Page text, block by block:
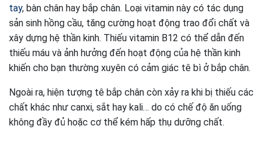
tay, bàn chân hay bắp chân. Loại vitamin này có tác dụng
sản sinh hồng cầu, tăng cường hoạt động trao đổi chất và
xây dựng hệ thần kinh. Thiếu vitamin B12 có thể dẫn đến
thiếu máu và ảnh hưởng đến hoạt động của hệ thần kinh
khiến cho bạn thường xuyên có cảm giác tê bì ở bắp chân.
Ngoài ra, hiện tượng tê bắp chân còn xảy ra khi bị thiếu các
chất khác như canxi, sắt hay kali… do có chế độ ăn uống
không đầy đủ hoặc cơ thể kém hấp thụ dưỡng chất.